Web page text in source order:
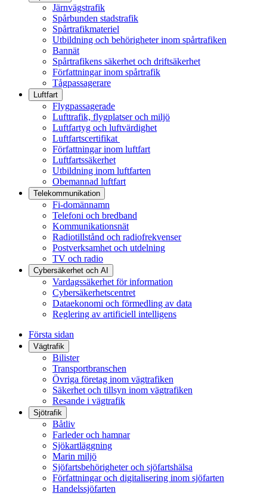
Järnvägstrafik
Spårbunden stadstrafik
Spårtrafikmateriel
Utbildning och behörigheter inom spårtrafiken
Bannät
Spårtrafikens säkerhet och driftsäkerhet
Författningar inom spårtrafik
Tågpassagerare
Luftfart
Flygpassagerade
Lufttrafik, flygplatser och miljö
Luftfartyg och luftvärdighet
Luftfartscertifikat
Författningar inom luftfart
Luftfartssäkerhet
Utbildning inom luftfarten
Obemannad luftfart
Telekommunikation
Fi-domännamn
Telefoni och bredband
Kommunikationsnät
Radiotillstånd och radiofrekvenser
Postverksamhet och utdelning
TV och radio
Cybersäkerhet och AI
Vardagssäkerhet för information
Cybersäkerhetscentret
Dataekonomi och förmedling av data
Reglering av artificiell intelligens
Första sidan
Vägtrafik
Bilister
Transportbranschen
Övriga företag inom vägtrafiken
Säkerhet och tillsyn inom vägtrafiken
Resande i vägtrafik
Sjötrafik
Båtliv
Farleder och hamnar
Sjökartläggning
Marin miljö
Sjöfartsbehörigheter och sjöfartshälsa
Författningar och digitalisering inom sjöfarten
Handelssjöfarten